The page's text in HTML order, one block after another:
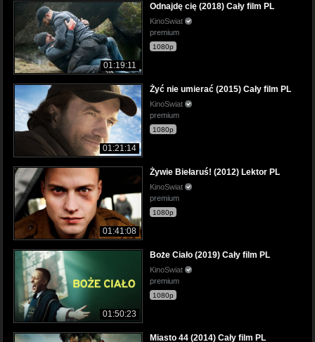
01:19:11
Odnajdę cię (2018) Cały film PL
KinoSwiat
premium
1080p
01:21:14
Żyć nie umierać (2015) Cały film PL
KinoSwiat
premium
1080p
01:41:08
Żywie Biełaruś! (2012) Lektor PL
KinoSwiat
premium
1080p
01:50:23
Boże Ciało (2019) Cały film PL
KinoSwiat
premium
1080p
Miasto 44 (2014) Cały film PL